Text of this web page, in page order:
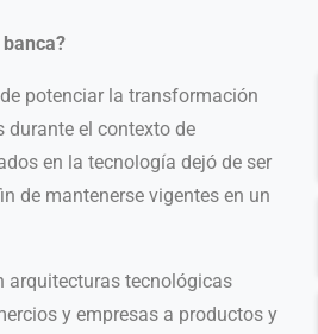
potenciar la transformación
durante el contexto de
en la tecnología dejó de ser
de mantenerse vigentes en un
arquitecturas tecnológicas
y empresas a productos y